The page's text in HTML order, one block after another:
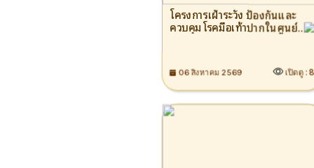
โครงการเฝ้าระวัง ป้องกันและ
ควบคุมโรคมือเท้าปากในศูนย์
พงศ์ อินทอง นายกเทศมนตรี
ตำบลพลวง เป็นประธานเปิด
โครงการเฝ้าระวัง ป้องกันและ
ควบคุมโรคมือเท้าปากในศูนย์
พัฒนาเด็กเล็ก ประจำ
06 สิงหาคม 2569 เปิดดู : 8